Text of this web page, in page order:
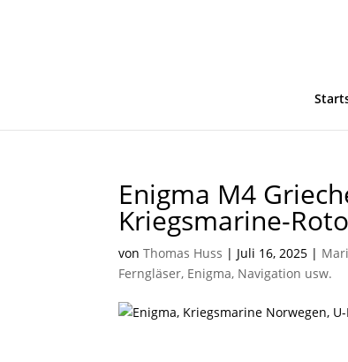
Enigma M4
Kriegsmarine-
vonThomas Huss | Juli 16, 2025 |
Ferngläser, Enigma, Navigation usw.